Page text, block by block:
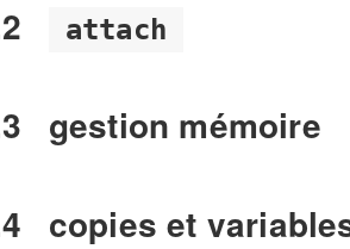
attach
gestion mémoire
copies et